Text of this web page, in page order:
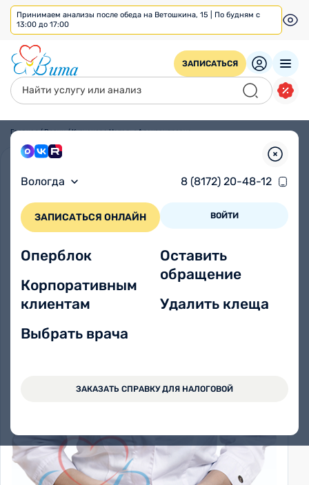
Принимаем анализы после обеда на Ветошкина, 15 | По будням с
13:00 до 17:00
ЗАПИСАТЬСЯ
Вологда 8 (8172) 20-48-12
ЗАПИСАТЬСЯ ОНЛАЙН ВОЙТИ
Оперблок
Корпоративным
клиентам
Выбрать врача
Оставить
обращение
Удалить клеща
ЗАКАЗАТЬ СПРАВКУ ДЛЯ НАЛОГОВОЙ
Главная/Врачи/Кузнецова Наталья Александровна